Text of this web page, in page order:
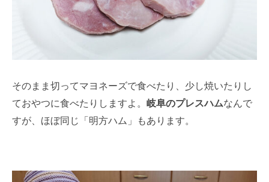
そのまま切ってマヨネーズで食べたり、少し焼いたりし
ておやつに食べたりしますよ。 岐阜のプレスハムなんで
すが、ほぼ同じ「明方ハム」もあります。